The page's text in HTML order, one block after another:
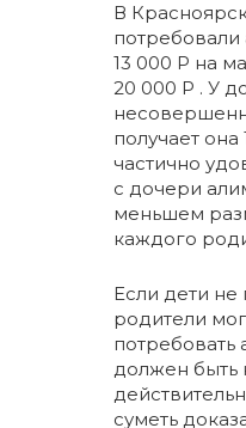
В
13 000 Р на
20 000 Р . У
получает
частично
с дочери
меньшем
каждого
Если дети
родители
потребовать
должен быть
суметь